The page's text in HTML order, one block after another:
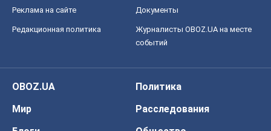
Реклама на сайте Документы
Редакционная политика
Журналисты OBOZ.UA на месте
событий
OBOZ.UA
Политика
Мир
Расследования